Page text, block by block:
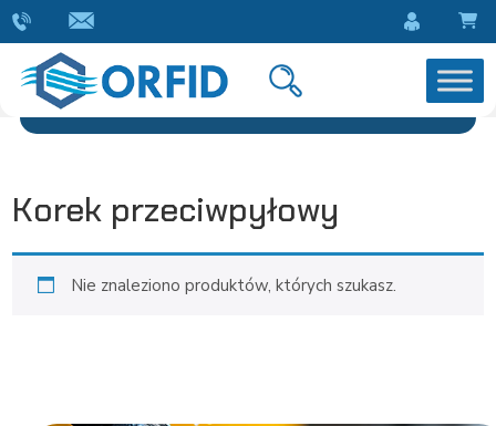
Korek przeciwpyłowy
Nie znaleziono produktów, których szukasz.